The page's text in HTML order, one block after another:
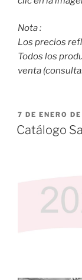
Nota :
Los precios
Todos los
venta
PUBLICADO
EL
7 DE ENERO
Catálogo